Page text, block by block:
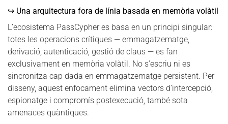
↪ Una arquitectura fora de línia basada en memòria volàtil
L’ecosistema PassCypher es basa en un principi singular:
totes les operacions crítiques — emmagatzematge,
derivació, autenticació, gestió de claus — es fan
exclusivament en memòria volàtil. No s’escriu ni es
sincronitza cap dada en emmagatzematge persistent. Per
disseny, aquest enfocament elimina vectors d’intercepció,
espionatge i compromís postexecució, també sota
amenaces quàntiques.